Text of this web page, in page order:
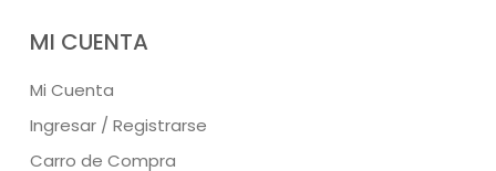
MI CUENTA
Mi Cuenta
Ingresar / Registrarse
Carro de Compra